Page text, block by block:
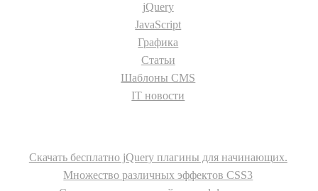
jQuery
JavaScript
Графика
Статьи
Шаблоны CMS
IT новости
Скачать бесплатно jQuery плагины для начинающих.
Множество различных эффектов CSS3